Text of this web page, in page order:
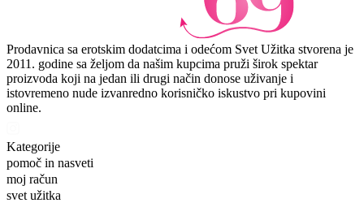
Prodavnica sa erotskim dodatcima i odećom Svet Užitka stvorena je
2011. godine sa željom da našim kupcima pruži širok spektar
proizvoda koji na jedan ili drugi način donose uživanje i
istovremeno nude izvanredno korisničko iskustvo pri kupovini
online.
Kategorije
pomoč in nasveti
moj račun
svet užitka